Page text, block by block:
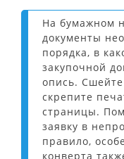
На бумажном
документы
порядка, в
закупочной
опись.
скрепите
страницы.
заявку в
правило,
конверта